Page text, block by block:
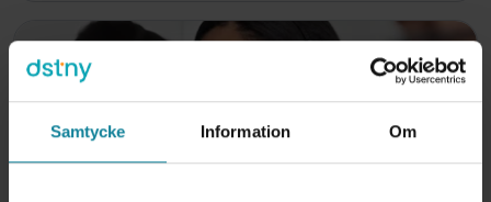
Samtycke Information Om